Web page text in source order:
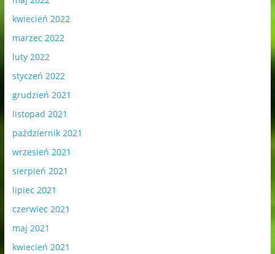
kwiecień 2022
marzec 2022
luty 2022
styczeń 2022
grudzień 2021
listopad 2021
październik 2021
wrzesień 2021
sierpień 2021
lipiec 2021
czerwiec 2021
maj 2021
kwiecień 2021